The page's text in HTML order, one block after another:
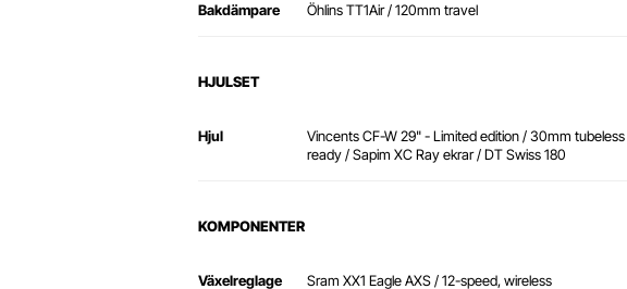
Bakdämpare Öhlins TT1Air / 120mm travel
HJULSET
Hjul
Vincents CF-W 29" - Limited edition / 30mm tubeless
ready / Sapim XC Ray ekrar / DT Swiss 180
KOMPONENTER
Växelreglage Sram XX1 Eagle AXS / 12-speed, wireless